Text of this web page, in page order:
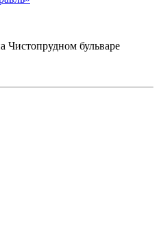
бульваре